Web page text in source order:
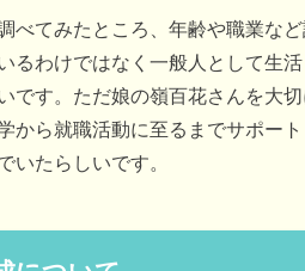
べてみたところ、年齢や職業な
るわけではなく一般人として生
です。ただ娘の嶺百花さんを大
から就職活動に至るまでサポー
いたらしいです。